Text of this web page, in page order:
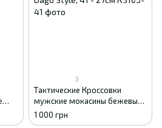
3
Тактические Кроссовки
мужские мокасины бежевый
летние сетка Dago Style, 41 -
27см
1 000 грн